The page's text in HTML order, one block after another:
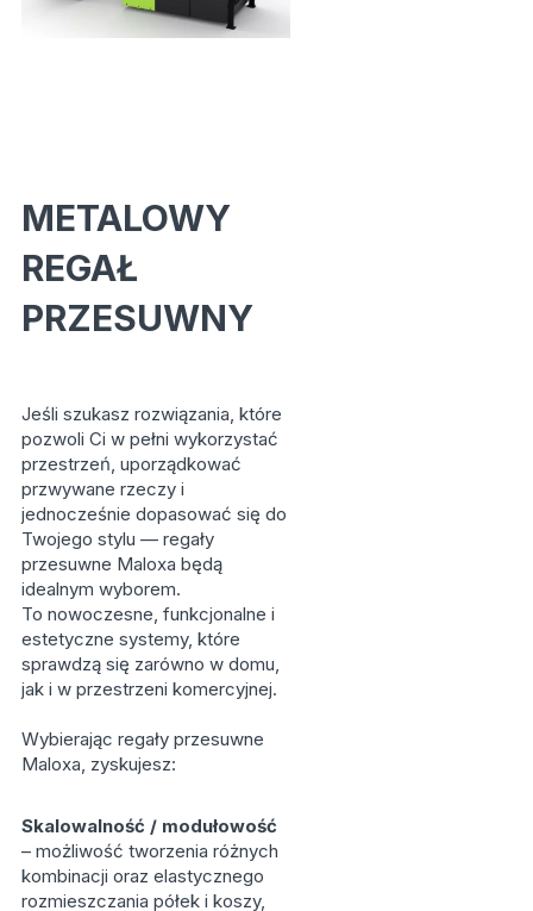
METALOWY
REGAŁ
PRZESUWNY
Jeśli szukasz rozwiązania, które
pozwoli Ci w pełni wykorzystać
przestrzeń, uporządkować
przwywane rzeczy i
jednocześnie dopasować się do
Twojego stylu — regały
przesuwne Maloxa będą
idealnym wyborem.
To nowoczesne, funkcjonalne i
estetyczne systemy, które
sprawdzą się zarówno w domu,
jak i w przestrzeni komercyjnej.
Wybierając regały przesuwne
Maloxa, zyskujesz:
Skalowalność / modułowość
– możliwość tworzenia różnych
kombinacji oraz elastycznego
rozmieszczania półek i koszy,